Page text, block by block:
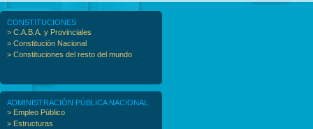
CONSTITUCIONES
> C.A.B.A. y Provinciales
> Constitución Nacional
> Constituciones del resto del mundo
ADMINISTRACIÓN PÚBLICA NACIONAL
> Empleo Público
> Estructuras